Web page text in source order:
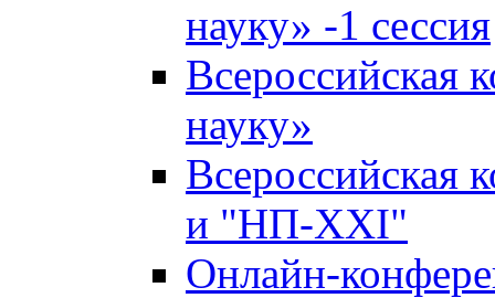
науку» -1 сессия
Всероссийская
науку»
и "НП-XXI"
Онлайн-